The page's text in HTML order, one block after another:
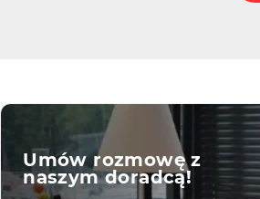
Umów rozmowę z
naszym doradcą!